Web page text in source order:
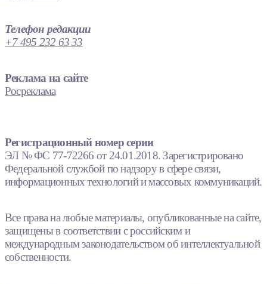
Телефон редакции
+7 495 232 63 33
Реклама на сайте
Росреклама
Регистрационный номер серии
ЭЛ № ФС 77-72266 от 24.01.2018. Зарегистрировано
Федеральной службой по надзору в сфере связи,
информационных технологий и массовых коммуникаций.
Все права на любые материалы, опубликованные на сайте,
защищены в соответствии с российским и
международным законодательством об интеллектуальной
собственности.